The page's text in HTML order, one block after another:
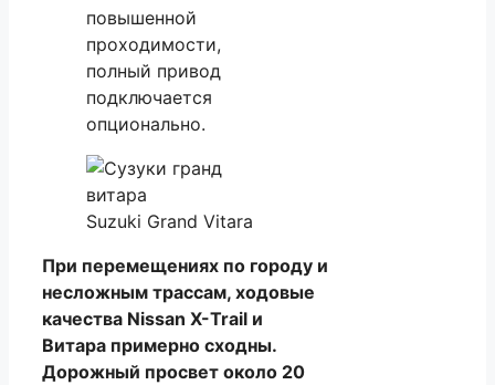
повышенной
проходимости,
полный привод
подключается
опционально.
Suzuki Grand Vitara
При перемещениях по городу и
несложным трассам, ходовые
качества Nissan X-Trail и
Витара примерно сходны.
Дорожный просвет около 20